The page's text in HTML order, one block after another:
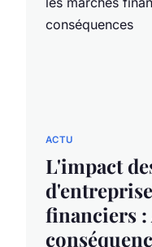
ACTU
L'impact
financiers :